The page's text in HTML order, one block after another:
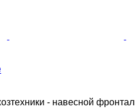
- навесной